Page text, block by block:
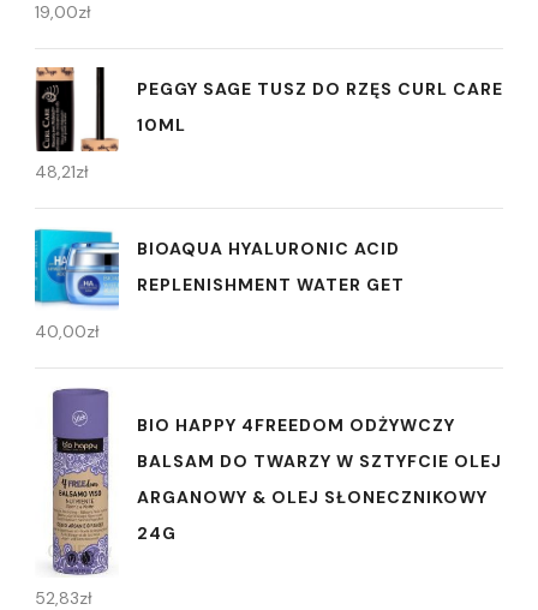
19,00zł
PEGGY SAGE TUSZ DO RZĘS CURL CARE
10ML
48,21zł
BIOAQUA HYALURONIC ACID
REPLENISHMENT WATER GET
40,00zł
BIO HAPPY 4FREEDOM ODŻYWCZY
BALSAM DO TWARZY W SZTYFCIE OLEJ
ARGANOWY & OLEJ SŁONECZNIKOWY
24G
52,83zł